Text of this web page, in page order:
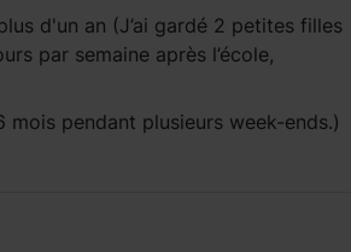
d'un an (J’ai gardé 2 petites filles
par semaine après l’école,
mois pendant plusieurs week-ends.)